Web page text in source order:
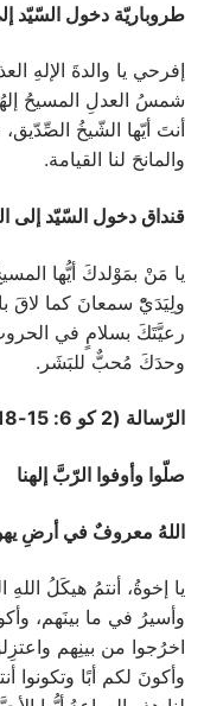
طروباريّة دخول السّيّد
إفرحي يا والدةَ الإلهِ
شمسُ العدلِ المسيحُ
أنتَ أيّها الشّيخُ
والمانحَ لنا القيامة.
قنداق دخول السّيّد إلى
يا مَنْ بمَوْلدكَ أيُّها
ولِيَدَيّْ سمعانَ كما لاقَ
رعيَّتَكَ بسلامٍ في الحروب
وحدَكَ مُحبٌّ للبَشَر.
الرّسالة (2 كو 6: 15-18، 7: 1)
صلّوا وأوفوا الرّبَّ إلهنا
اللهُ معروفٌ في أرضِ
يا إخوةُ، أنتمُ هيكَلُ
وأسيرُ في ما بينَهم،
اخرُجوا من بينِهم
وأكونَ لكم أبًا وتكونوا